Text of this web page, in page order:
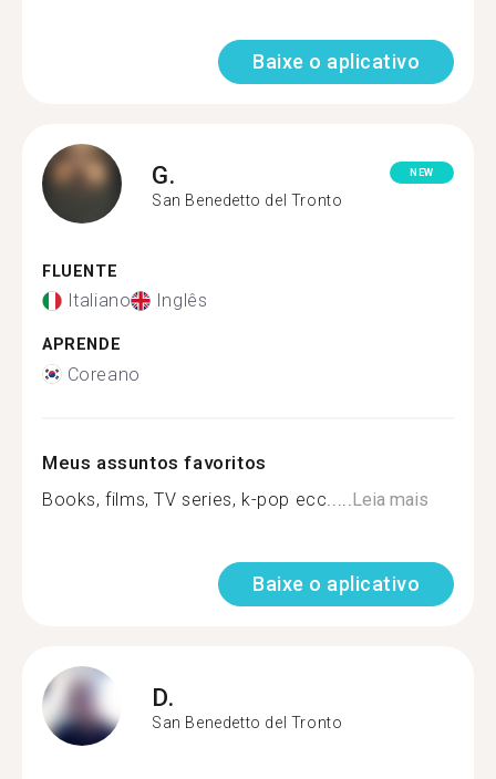
Baixe o aplicativo
G.
San Benedetto del Tronto
NEW
FLUENTE
Italiano Inglês
APRENDE
Coreano
Meus assuntos favoritos
Books, films, TV series, k-pop ecc..... Leia mais
Baixe o aplicativo
D.
San Benedetto del Tronto